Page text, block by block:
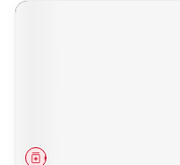
Geneesmiddel